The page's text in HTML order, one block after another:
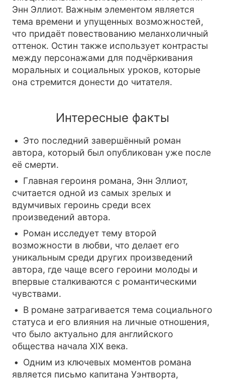
Энн Эллиот. Важным элементом является
тема времени и упущенных возможностей,
что придаёт повествованию меланхоличный
оттенок. Остин также использует контрасты
между персонажами для подчёркивания
моральных и социальных уроков, которые
она стремится донести до читателя.
Интересные факты
Это последний завершённый роман
автора, который был опубликован уже после
её смерти.
Главная героиня романа, Энн Эллиот,
считается одной из самых зрелых и
вдумчивых героинь среди всех
произведений автора.
Роман исследует тему второй
возможности в любви, что делает его
уникальным среди других произведений
автора, где чаще всего героини молоды и
впервые сталкиваются с романтическими
чувствами.
В романе затрагивается тема социального
статуса и его влияния на личные отношения,
что было актуально для английского
общества начала XIX века.
Одним из ключевых моментов романа
является письмо капитана Уэнтворта,